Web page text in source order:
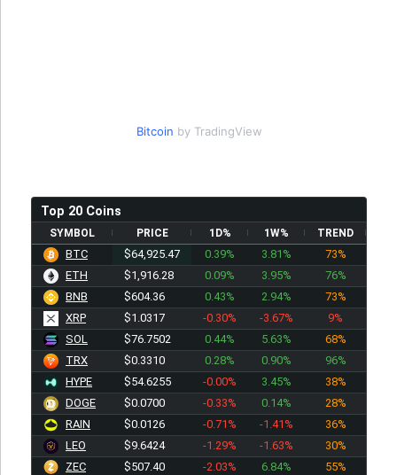
Bitcoin by TradingView
Top 20 Coins
SYMBOL PRICE 1D% 1W% TREND
BTC $64,925.47 0.39% 3.81%
73%
ETH
$1,916.28 0.09% 3.95%
76%
BNB
$604.36 0.43% 2.94%
73%
XRP
$1.0317 -0.30% -3.67%
9%
SOL
$76.7502 0.44% 5.63%
68%
TRX
$0.3310 0.28% 0.90%
96%
HYPE
$54.6255 -0.00% 3.45%
38%
DOGE
$0.0700 -0.33% 0.14%
28%
RAIN
$0.0126 -0.71% -1.41%
36%
LEO
$9.6424 -1.29% -1.63%
30%
ZEC
$507.40 -2.03% 6.84%
55%